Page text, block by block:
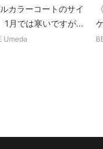
カラーコートのサイ
1月では寒いですが...
Umeda